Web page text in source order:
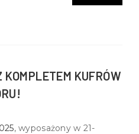
KUFRÓW
, wyposażony w 21-